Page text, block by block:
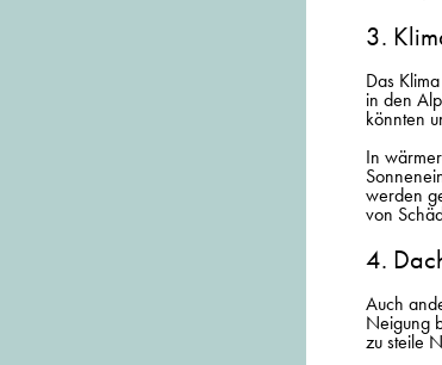
3.
Das
in den
könnten
In
werden
von
4.
Auch
Neigung
zu steile